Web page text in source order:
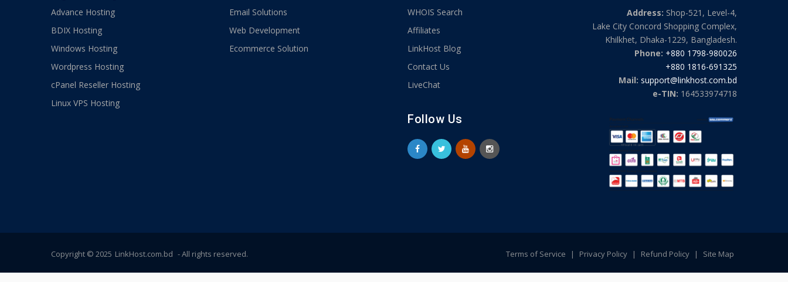
Advance Hosting
BDIX Hosting
Windows Hosting
Wordpress Hosting
cPanel Reseller Hosting
Linux VPS Hosting
Email Solutions
Web Development
Ecommerce Solution
WHOIS Search
Affiliates
LinkHost Blog
Contact Us
LiveChat
Follow Us
Address: Shop-521, Level-4,
Lake City Concord Shopping Complex,
Khilkhet, Dhaka-1229, Bangladesh.
Phone: +880 1798-980026
+880 1816-691325
Mail: support@linkhost.com.bd
e-TIN: 164533974718
Copyright © 2025 LinkHost.com.bd - All rights reserved. Terms of Service | Privacy Policy | Refund Policy | Site Map